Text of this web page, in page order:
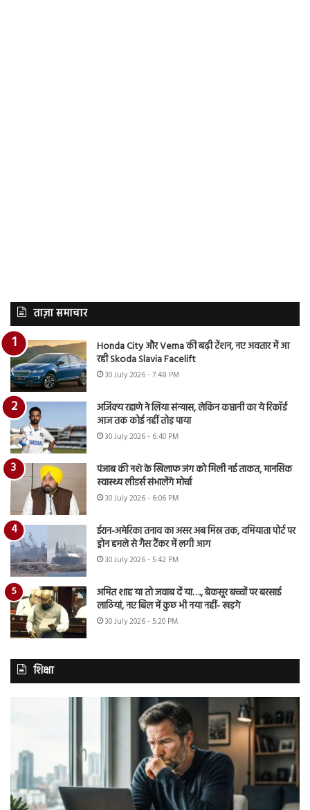
ताज़ा समाचार
Honda City और Verna की बढ़ी टेंशन, नए अवतार में आ
रही Skoda Slavia Facelift
30 July 2026 - 7:48 PM
अजिंक्य रहाणे ने लिया संन्यास, लेकिन कप्तानी का ये रिकॉर्ड
आज तक कोई नहीं तोड़ पाया
30 July 2026 - 6:40 PM
पंजाब की नशे के खिलाफ जंग को मिली नई ताकत, मानसिक
स्वास्थ्य लीडर्स संभालेंगे मोर्चा
30 July 2026 - 6:06 PM
ईरान-अमेरिका तनाव का असर अब मिस्र तक, दमियाता पोर्ट पर
ड्रोन हमले से गैस टैंकर में लगी आग
30 July 2026 - 5:42 PM
अमित शाह या तो जवाब दें या…., बेकसूर बच्चों पर बरसाई
लाठियां, नए बिल में कुछ भी नया नहीं- खड़गे
30 July 2026 - 5:20 PM
शिक्षा